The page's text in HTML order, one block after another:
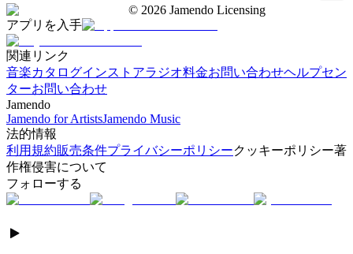
© 2026 Jamendo Licensing
アプリを入手
関連リンク
音楽カタログインストアラジオ料金お問い合わせヘルプセン
ターお問い合わせ
Jamendo
Jamendo for ArtistsJamendo Music
法的情報
利用規約販売条件プライバシーポリシークッキーポリシー著
作権侵害について
フォローする